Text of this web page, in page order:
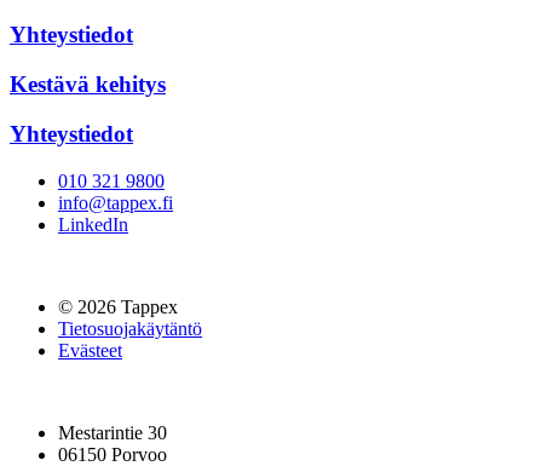
Yhteystiedot
Kestävä kehitys
Yhteystiedot
010 321 9800
info@tappex.fi
LinkedIn
© 2026 Tappex
Tietosuojakäytäntö
Evästeet
Mestarintie 30
06150 Porvoo